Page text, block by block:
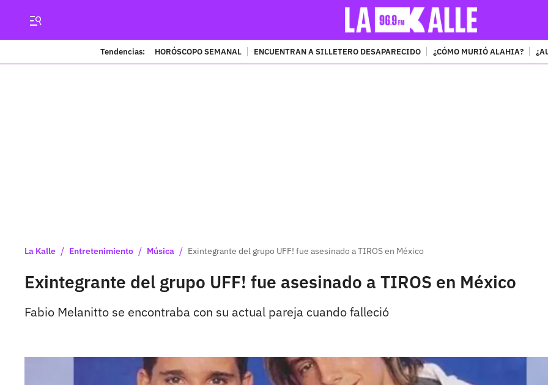
Tendencias: HORÓSCOPO SEMANAL ENCUENTRAN A SILLETERO DESAPARECIDO ¿CÓMO MURIÓ ALAHIA?
La Kalle / Entretenimiento / Música / Exintegrante del grupo UFF! fue asesinado a TIROS en México
Exintegrante del grupo UFF! fue asesinado a TIROS en México
Fabio Melanitto se encontraba con su actual pareja cuando falleció